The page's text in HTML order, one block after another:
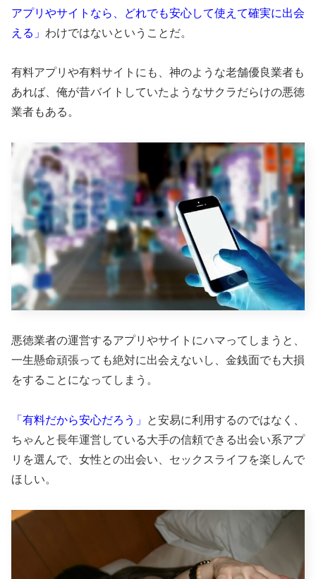
アプリやサイトなら、どれでも安心して使えて確実に出会
える」 わけではないということだ。
有料アプリや有料サイトにも、神のような老舗優良業者も
あれば、俺が昔バイトしていたようなサクラだらけの悪徳
業者もある。
悪徳業者の運営するアプリやサイトにハマってしまうと、
一生懸命頑張っても絶対に出会えないし、金銭面でも大損
をすることになってしまう。
「有料だから安心だろう」
と安易に利用するのではなく、
ちゃんと長年運営している大手の信頼できる出会い系アプ
リを選んで、女性との出会い、セックスライフを楽しんで
ほしい。